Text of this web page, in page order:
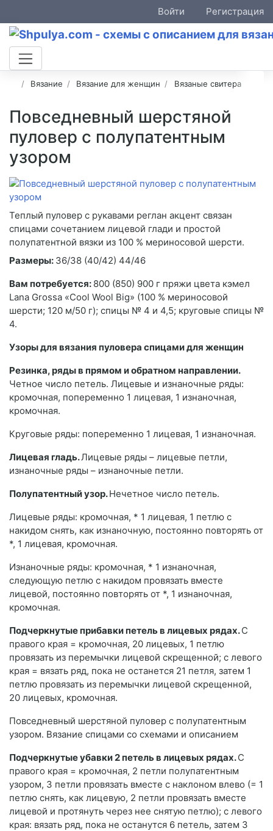
Войти Регистрация
Вязание Вязание для женщин Вязаные свитера
Повседневный шерстяной
пуловер с полупатентным
узором
Теплый пуловер с рукавами реглан акцент связан
спицами сочетанием лицевой глади и простой
полупатентной вязки из 100 % мериносовой шерсти.
Размеры: 36/38 (40/42) 44/46
Вам потребуется: 800 (850) 900 г пряжи цвета кэмел
Lana Grossa «Cool Wool Big» (100 % мериносовой
шерсти; 120 м/50 г); спицы № 4 и 4,5; круговые спицы №
4.
Узоры для вязания пуловера спицами для женщин
Резинка, ряды в прямом и обратном направлении.
Четное число петель. Лицевые и изнаночные ряды:
кромочная, попеременно 1 лицевая, 1 изнаночная,
кромочная.
Круговые ряды: попеременно 1 лицевая, 1 изнаночная.
Лицевая гладь.Лицевые ряды – лицевые петли,
изнаночные ряды – изнаночные петли.
Полупатентный узор.Нечетное число петель.
Лицевые ряды: кромочная, * 1 лицевая, 1 петлю с
накидом снять, как изнаночную, постоянно повторять от
*, 1 лицевая, кромочная.
Изнаночные ряды: кромочная, * 1 изнаночная,
следующую петлю с накидом провязать вместе
лицевой, постоянно повторять от *, 1 изнаночная,
кромочная.
Подчеркнутые прибавки петель в лицевых рядах.С
правого края = кромочная, 20 лицевых, 1 петлю
провязать из перемычки лицевой скрещенной; с левого
края = вязать ряд, пока не останется 21 петля, затем 1
петлю провязать из перемычки лицевой скрещенной,
20 лицевых, кромочная.
Повседневный шерстяной пуловер с полупатентным
узором. Вязание спицами со схемами и описанием
Подчеркнутые убавки 2 петель в лицевых рядах.С
правого края = кромочная, 2 петли полупатентным
узором, 3 петли провязать вместе с наклоном влево (= 1
петлю снять, как лицевую, 2 петли провязать вместе
лицевой и протянуть через нее снятую петлю); с левого
края: вязать ряд, пока не останутся 6 петель, затем 3